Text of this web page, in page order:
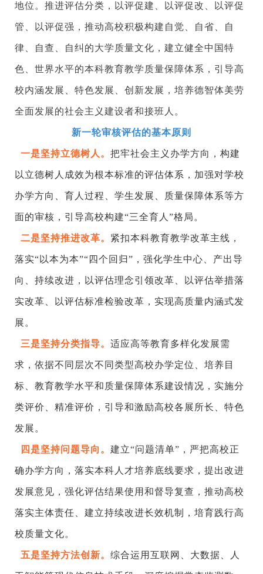
地位。推进评估分类，以评促建、以评促改、以评促
管、以评促强，推动高校积极构建自觉、自省、自
律、自查、自纠的大学质量文化，建立健全中国特
色、世界水平的本科教育教学质量保障体系，引导高
校内涵发展、特色发展、创新发展，培养德智体美劳
全面发展的社会主义建设者和接班人。
新一轮审核评估的基本原则
一是坚持立德树人。 把牢社会主义办学方向，构建
以立德树人成效为根本标准的评估体系，加强对学校
办学方向、育人过程、学生发展、质量保障体系等方
面的审核，引导高校构建“三全育人”格局。
二是坚持推进改革。 紧扣本科教育教学改革主线，
落实“以本为本”“四个回归”，强化学生中心、产出导
向、持续改进，以评估理念引领改革、以评估举措落
实改革、以评估标准检验改革，实现高质量内涵式发
展。
三是坚持分类指导。 适应高等教育多样化发展需
求，依据不同层次不同类型高校办学定位、培养目
标、教育教学水平和质量保障体系建设情况，实施分
类评价、精准评价，引导和激励高校各展所长、特色
发展。
四是坚持问题导向。 建立“问题清单”，严把高校正
确办学方向，落实本科人才培养底线要求，提出改进
发展意见，强化评估结果使用和督导复查，推动高校
落实主体责任、建立持续改进长效机制，培育践行高
校质量文化。
五是坚持方法创新。 综合运用互联网、大数据、人